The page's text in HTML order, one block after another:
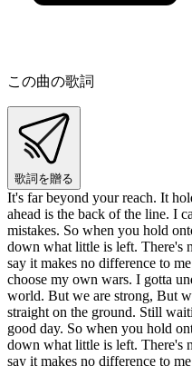
この曲の歌詞
歌詞を贈る
It's far beyond your reach. It
ahead is the back of the line. I
mistakes. So when you hold
down what little is left. There's
say it makes no difference to
choose my own wars. I gotta
world. But we are strong, But
straight on the ground. Still
good day. So when you hold
down what little is left. There's
say it makes no difference to